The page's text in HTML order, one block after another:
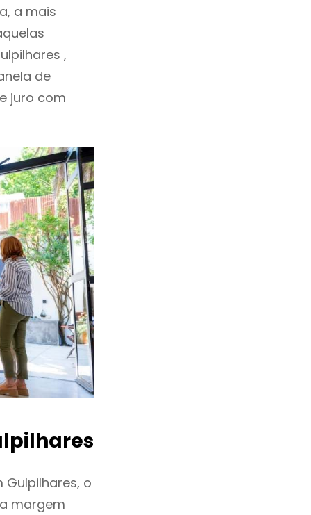
a mais
,
de
juro com
o
margem